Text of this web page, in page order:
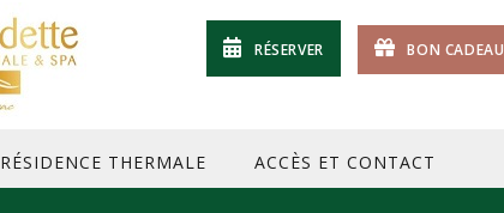
RÉSERVER BON CADEAU
RÉSIDENCE THERMALE ACCÈS ET CONTACT